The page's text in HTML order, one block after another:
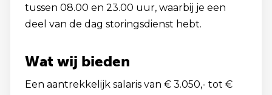
tussen 08.00 en 23.00 uur, waarbij je een
deel van de dag storingsdienst hebt.
Wat wij bieden
Een aantrekkelijk salaris van € 3.050,- tot €